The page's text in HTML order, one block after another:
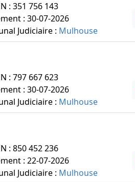
: 351 756 143
: 30-07-2026
Judiciaire : Mulhouse
: 797 667 623
: 30-07-2026
Judiciaire : Mulhouse
: 850 452 236
: 22-07-2026
Judiciaire : Mulhouse